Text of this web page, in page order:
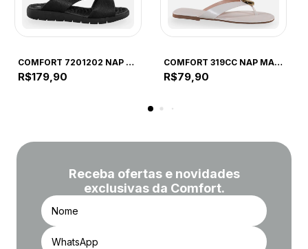
COMFORT 7201202 NAP FLO PRETO 7201202 PRETO
R$179,90
COMFORT 319CC NAP MAD OFF WHITE 319CC OFF WHITE
R$79,90
Receba ofertas e novidades
exclusivas da Comfort.